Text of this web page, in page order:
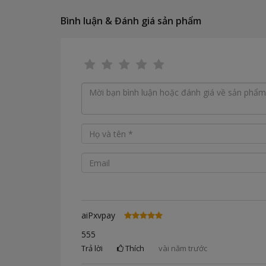
Bình luận & Đánh giá sản phẩm
aiPxvpay
555
Trả lời Thích vài năm trước